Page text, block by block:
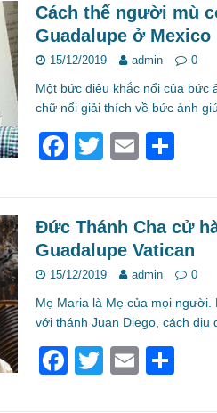
e
b
o
o
k
er
e
Cách thế người mù
Guadalupe ở Mexico
15/12/2019 admin 0
Một bức điêu khắc nổi của bức
chữ nổi giải thích về bức ảnh
F
e
b
o
o
k
T
er
E
e
Đức Thánh Cha cử
Guadalupe Vatican
15/12/2019 admin 0
Mẹ Maria là Mẹ của mọi
với thánh Juan Diego, cách dịu
F
T
E